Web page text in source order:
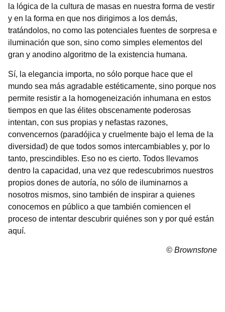
la lógica de la cultura de masas en nuestra forma de vestir
y en la forma en que nos dirigimos a los demás,
tratándolos, no como las potenciales fuentes de sorpresa e
iluminación que son, sino como simples elementos del
gran y anodino algoritmo de la existencia humana.
Sí, la elegancia importa, no sólo porque hace que el
mundo sea más agradable estéticamente, sino porque nos
permite resistir a la homogeneización inhumana en estos
tiempos en que las élites obscenamente poderosas
intentan, con sus propias y nefastas razones,
convencernos (paradójica y cruelmente bajo el lema de la
diversidad) de que todos somos intercambiables y, por lo
tanto, prescindibles. Eso no es cierto. Todos llevamos
dentro la capacidad, una vez que redescubrimos nuestros
propios dones de autoría, no sólo de iluminarnos a
nosotros mismos, sino también de inspirar a quienes
conocemos en público a que también comiencen el
proceso de intentar descubrir quiénes son y por qué están
aquí.
© Brownstone